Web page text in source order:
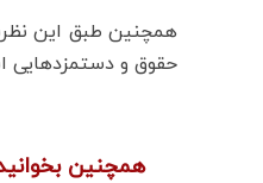
حقوق و دستمزدهایی
همچنین